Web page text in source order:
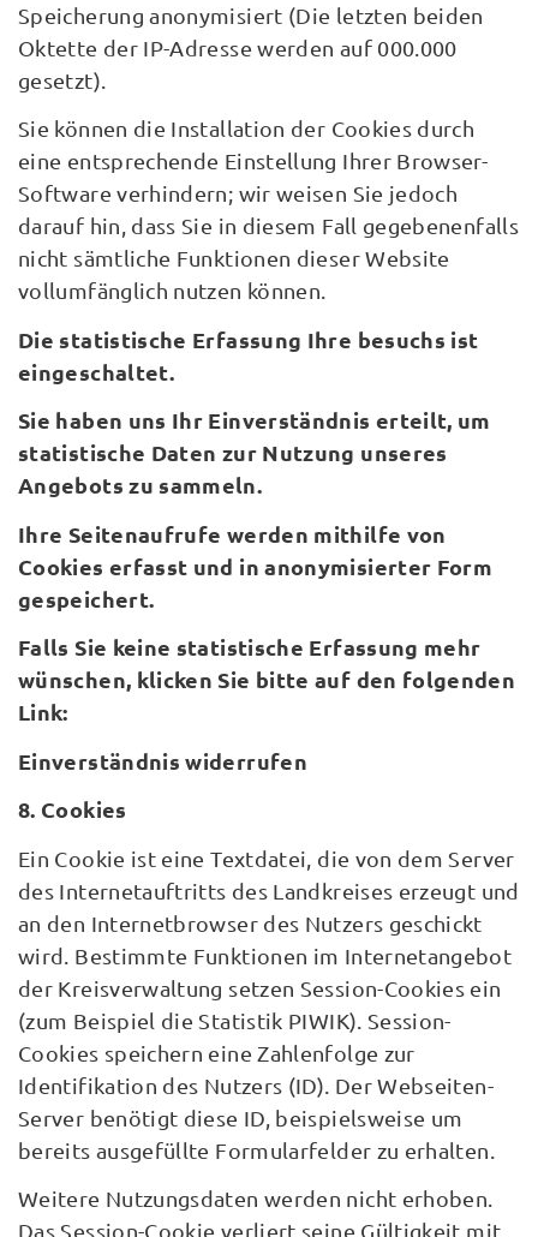
Speicherung anonymisiert (Die letzten beiden
Oktette der IP-Adresse werden auf 000.000
gesetzt).
Sie können die Installation der Cookies durch
eine entsprechende Einstellung Ihrer Browser-
Software verhindern; wir weisen Sie jedoch
darauf hin, dass Sie in diesem Fall gegebenenfalls
nicht sämtliche Funktionen dieser Website
vollumfänglich nutzen können.
Die statistische Erfassung Ihre besuchs ist
eingeschaltet.
Sie haben uns Ihr Einverständnis erteilt, um
statistische Daten zur Nutzung unseres
Angebots zu sammeln.
Ihre Seitenaufrufe werden mithilfe von
Cookies erfasst und in anonymisierter Form
gespeichert.
Falls Sie keine statistische Erfassung mehr
wünschen, klicken Sie bitte auf den folgenden
Link:
Einverständnis widerrufen
8. Cookies
Ein Cookie ist eine Textdatei, die von dem Server
des Internetauftritts des Landkreises erzeugt und
an den Internetbrowser des Nutzers geschickt
wird. Bestimmte Funktionen im Internetangebot
der Kreisverwaltung setzen Session-Cookies ein
(zum Beispiel die Statistik PIWIK). Session-
Cookies speichern eine Zahlenfolge zur
Identifikation des Nutzers (ID). Der Webseiten-
Server benötigt diese ID, beispielsweise um
bereits ausgefüllte Formularfelder zu erhalten.
Weitere Nutzungsdaten werden nicht erhoben.
Das Session-Cookie verliert seine Gültigkeit mit